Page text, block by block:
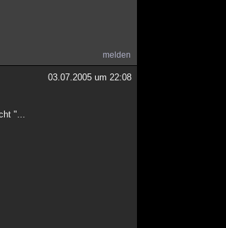
melden
03.07.2005 um 22:08
"...